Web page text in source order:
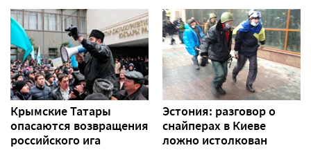
Крымские Татары
опасаются возвращения
российского ига
Эстония: разговор о
снайперах в Киеве
ложно истолкован